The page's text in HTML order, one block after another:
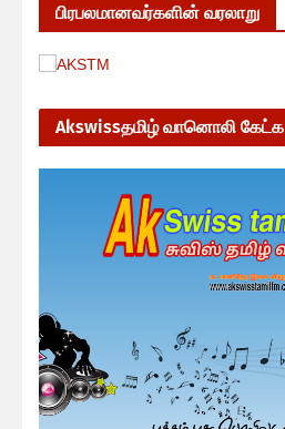
பிரபலமானவர்களின் வரலாறு
Akswissதமிழ் வானொலி கேட்க